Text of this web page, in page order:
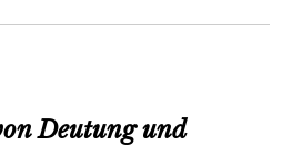
Deutung und